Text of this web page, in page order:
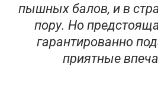
пышных балов, и в
пору. Но
гарантированно
приятные